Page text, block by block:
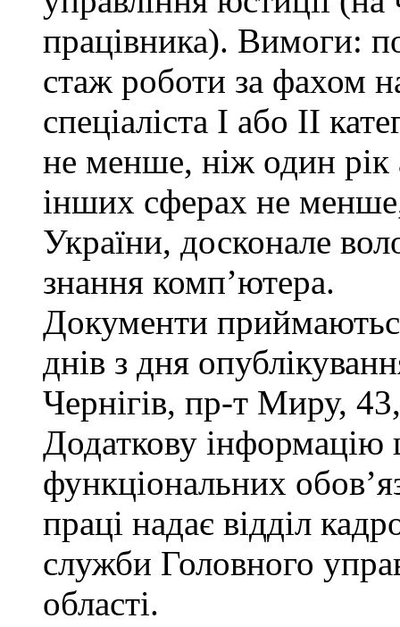
працівника). Вимоги:
стаж роботи за фахом
спеціаліста І або ІІ
не менше, ніж один
інших сферах не
України, досконале
знання комп’ютера.
Документи
днів з дня
Чернігів, пр-т Миру,
Додаткову
функціональних
праці надає відділ
служби Головного
області.